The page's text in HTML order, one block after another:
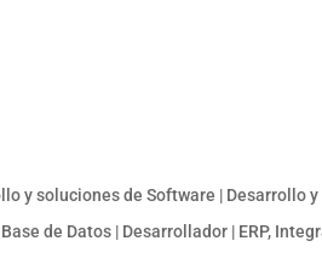
y soluciones de Software | Desarrollo
de Datos | Desarrollador | ERP,